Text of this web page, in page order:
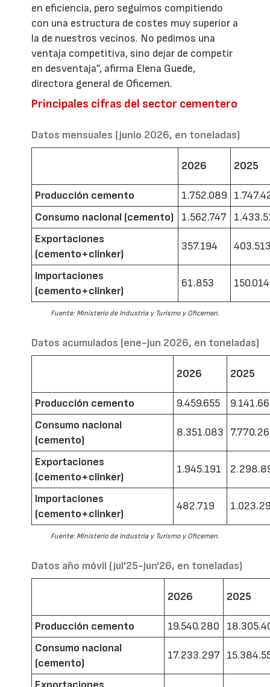
en eficiencia, pero seguimos compitiendo
con una estructura de costes muy superior a
la de nuestros vecinos. No pedimos una
ventaja competitiva, sino dejar de competir
en desventaja”, afirma Elena Guede,
directora general de Oficemen.
Principales cifras del sector cementero
Datos mensuales (junio 2026, en toneladas)
2026 2025
Producción cemento 1.752.089
Consumo nacional (cemento)
1.562.747
Exportaciones
(cemento+clínker)
357.194
Importaciones
(cemento+clínker)
61.853 150.014
Fuente: Ministerio de Industria y Turismo y Oficemen.
Datos acumulados (ene-jun 2026, en toneladas)
2026 2025
Producción cemento 9.459.655
Consumo nacional
(cemento)
8.351.083
Exportaciones
(cemento+clínker)
1.945.191
Importaciones
(cemento+clínker)
482.719
Fuente: Ministerio de Industria y Turismo y Oficemen.
Datos año móvil (jul'25-jun'26, en toneladas)
2026 2025
Producción cemento 19.540.280
Consumo nacional
(cemento)
17.233.297